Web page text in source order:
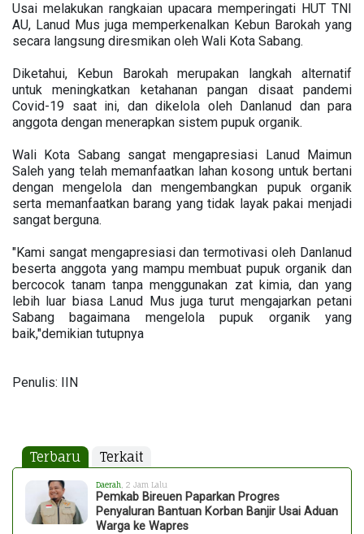
Usai melakukan rangkaian upacara memperingati HUT TNI
AU, Lanud Mus juga memperkenalkan Kebun Barokah yang
secara langsung diresmikan oleh Wali Kota Sabang.
Diketahui, Kebun Barokah merupakan langkah alternatif
untuk meningkatkan ketahanan pangan disaat pandemi
Covid-19 saat ini, dan dikelola oleh Danlanud dan para
anggota dengan menerapkan sistem pupuk organik.
Wali Kota Sabang sangat mengapresiasi Lanud Maimun
Saleh yang telah memanfaatkan lahan kosong untuk bertani
dengan mengelola dan mengembangkan pupuk organik
serta memanfaatkan barang yang tidak layak pakai menjadi
sangat berguna.
"Kami sangat mengapresiasi dan termotivasi oleh Danlanud
beserta anggota yang mampu membuat pupuk organik dan
bercocok tanam tanpa menggunakan zat kimia, dan yang
lebih luar biasa Lanud Mus juga turut mengajarkan petani
Sabang bagaimana mengelola pupuk organik yang
baik,"demikian tutupnya
Penulis: IIN
Terbaru Terkait
Daerah , 2 Jam Lalu
Pemkab Bireuen Paparkan Progres
Penyaluran Bantuan Korban Banjir Usai Aduan
Warga ke Wapres